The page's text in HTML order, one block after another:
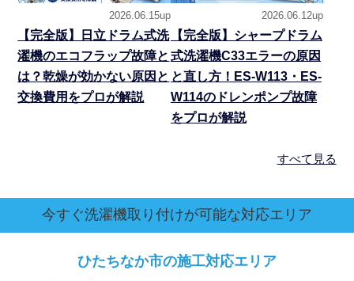
2026.06.15up
【完全版】日立ドラム式洗
濯機のエコフラップ故障と
は？乾燥が効かない原因と
交換費用をプロが解説
2026.06.12up
【完全版】シャープドラム
式洗濯機C33エラーの原因
と直し方！ES-W113・ES-
W114のドレンポンプ故障
をプロが解説
すべて見る
今すぐ洗濯機取り付けが可能な対応エリア
ひたちなか市の施工対応エリア